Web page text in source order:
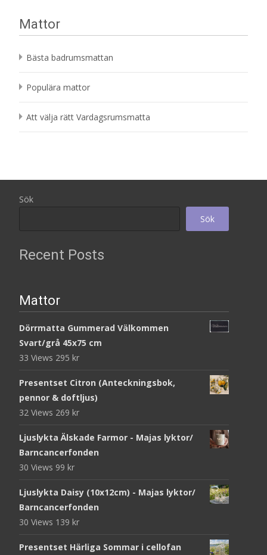
Mattor
Bästa badrumsmattan
Populära mattor
Att välja rätt Vardagsrumsmatta
Sök
Sök
Recent Posts
Mattor
Dörrmatta Gummerad Välkommen
Svart/grå 45x75 cm
33 Views 295 kr
Presentset Citron (Anteckningsbok,
pennor & doftljus)
32 Views 269 kr
Ljuslykta Älskade Farmor - Majas lyktor/
Barncancerfonden
30 Views 99 kr
Ljuslykta Daisy (10x12cm) - Majas lyktor/
Barncancerfonden
30 Views 139 kr
Presentset Härliga Sommar i cellofan